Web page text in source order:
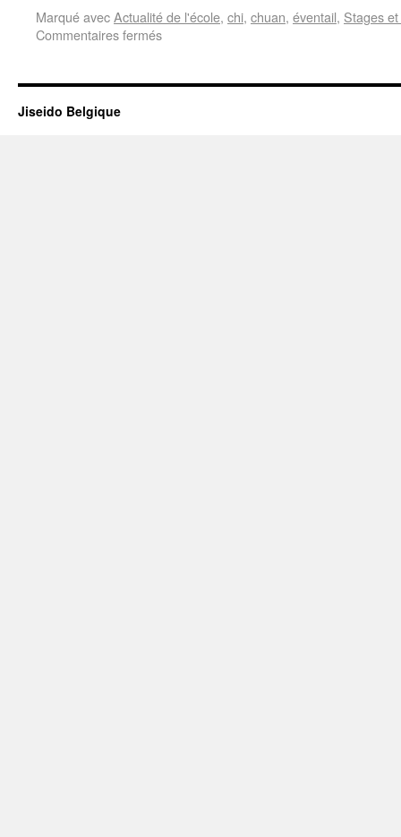
Marqué avecActualité de l'école, chi, chuan, éventail, Stages
Commentaires fermés
Jiseido Belgique